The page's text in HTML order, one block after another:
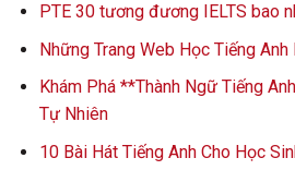
PTE 30 tương đương IELTS bao
Những Trang Web Học Tiếng
Khám Phá **Thành Ngữ Tiếng
Tự Nhiên
10 Bài Hát Tiếng Anh Cho Học